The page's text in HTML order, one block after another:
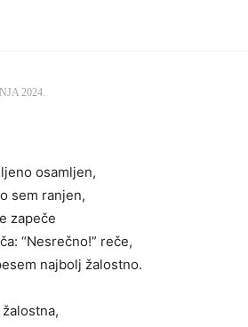
2024.
osamljen,
sem ranjen,
zapeče
“Nesrečno!” reče,
najbolj žalostno.